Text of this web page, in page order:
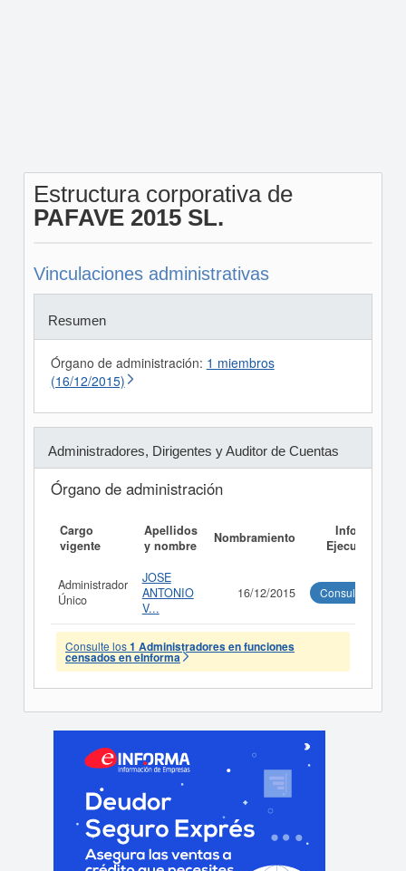
Estructura corporativa de
PAFAVE 2015 SL.
Vinculaciones administrativas
Resumen
Órgano de administración: 1 miembros
(16/12/2015)
Administradores, Dirigentes y Auditor de Cuentas
Órgano de administración
Cargo
vigente
Apellidos
y nombre
Nombramiento
Informe
Ejecutivo
Administrador
Único
JOSE
ANTONIO
V...
16/12/2015 Consultar
Consulte los1 Administradores en funciones
censados en eInforma